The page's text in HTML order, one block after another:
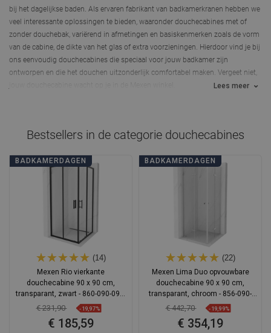
bij het dagelijkse baden. Als ervaren fabrikant van badkamerkranen hebben we
veel interessante oplossingen te bieden, waaronder douchecabines met of
zonder douchebak, variërend in afmetingen en basiskenmerken zoals de vorm
van de cabine, de dikte van het glas of extra voorzieningen. Hierdoor vind je bij
ons eenvoudig douchecabines die speciaal voor jouw badkamer zijn
ontworpen en die het douchen uitzonderlijk comfortabel maken. Vergeet niet,
Lees meer
Bestsellers in de categorie douchecabines
BADKAMERDAGEN
(14)
Mexen Rio vierkante
douchecabine 90 x 90 cm,
transparant, zwart - 860-090-090-
70-00
€ 231,90 -19,97%
€ 185,59
BADKAMERDAGEN
(22)
Mexen Lima Duo opvouwbare
douchecabine 90 x 90 cm,
transparant, chroom - 856-090-
090-02-00
€ 442,70 -19,99%
€ 354,19